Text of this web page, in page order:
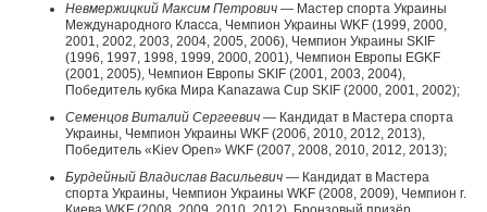
Невмержицкий Максим Петрович — Мастер спорта Украины
Международного Класса, Чемпион Украины WKF (1999, 2000,
2001, 2002, 2003, 2004, 2005, 2006), Чемпион Украины SKIF
(1996, 1997, 1998, 1999, 2000, 2001), Чемпион Европы EGKF
(2001, 2005), Чемпион Европы SKIF (2001, 2003, 2004),
Победитель кубка Мира Kanazawa Cup SKIF (2000, 2001, 2002);
Семенцов Виталий Сергеевич — Кандидат в Мастера спорта
Украины, Чемпион Украины WKF (2006, 2010, 2012, 2013),
Победитель «Kiev Open» WKF (2007, 2008, 2010, 2012, 2013);
Бурдейный Владислав Васильевич — Кандидат в Мастера
спорта Украины, Чемпион Украины WKF (2008, 2009), Чемпион г.